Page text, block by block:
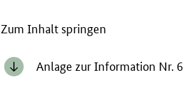
Zum Inhalt springen
Anlage zur Information Nr.